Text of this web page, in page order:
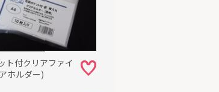
ト付クリアファイ
ホルダー)